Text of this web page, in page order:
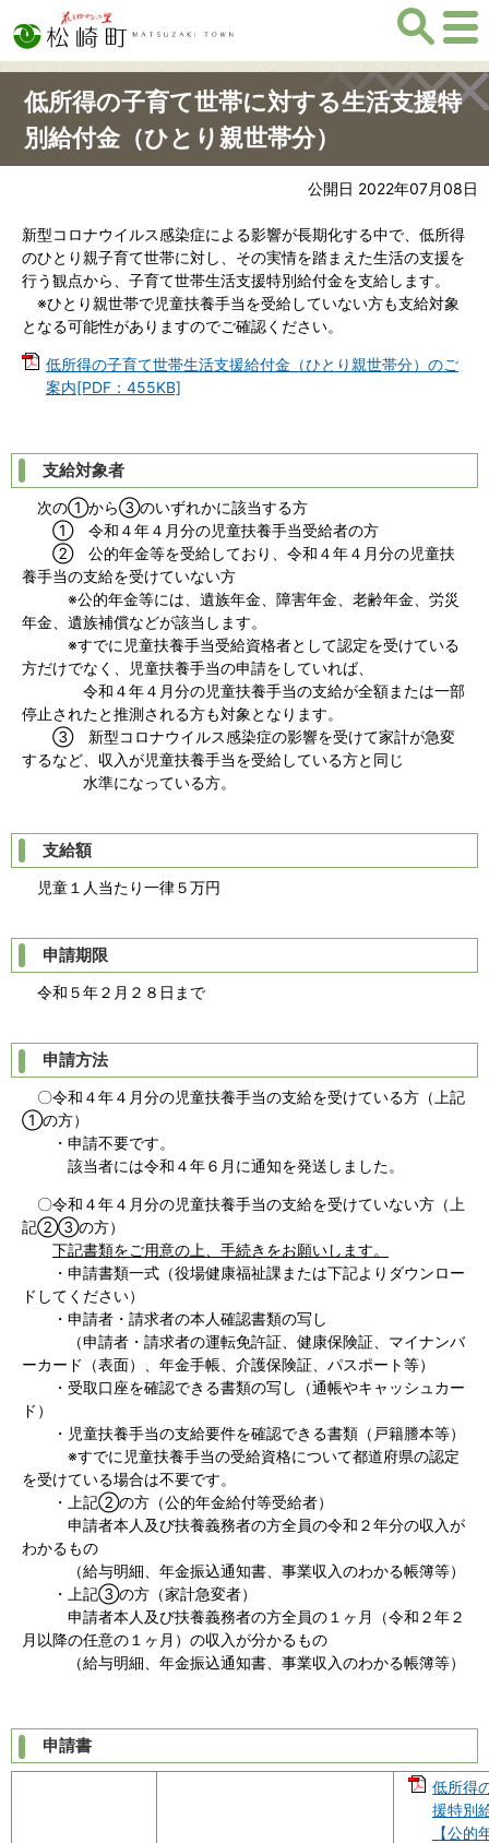
低所得の子育て世帯に対する生活支援特
別給付金（ひとり親世帯分）
公開日 2022年07月08日
新型コロナウイルス感染症による影響が長期化する中で、低所得
のひとり親子育て世帯に対し、その実情を踏まえた生活の支援を
行う観点から、子育て世帯生活支援特別給付金を支給します。
※ひとり親世帯で児童扶養手当を受給していない方も支給対象
となる可能性がありますのでご確認ください。
低所得の子育て世帯生活支援給付金（ひとり親世帯分）のご
案内[PDF：455KB]
支給対象者
次の①から③のいずれかに該当する方
① 令和４年４月分の児童扶養手当受給者の方
② 公的年金等を受給しており、令和４年４月分の児童扶
養手当の支給を受けていない方
※公的年金等には、遺族年金、障害年金、老齢年金、労災
年金、遺族補償などが該当します。
※すでに児童扶養手当受給資格者として認定を受けている
方だけでなく、児童扶養手当の申請をしていれば、
令和４年４月分の児童扶養手当の支給が全額または一部
停止されたと推測される方も対象となります。
③ 新型コロナウイルス感染症の影響を受けて家計が急変
するなど、収入が児童扶養手当を受給している方と同じ
水準になっている方。
支給額
児童１人当たり一律５万円
申請期限
令和５年２月２８日まで
申請方法
〇令和４年４月分の児童扶養手当の支給を受けている方（上記
①の方）
・申請不要です。
該当者には令和４年６月に通知を発送しました。
〇令和４年４月分の児童扶養手当の支給を受けていない方（上
記②③の方）
下記書類をご用意の上、手続きをお願いします。
・申請書類一式（役場健康福祉課または下記よりダウンロー
ドしてください）
・申請者・請求者の本人確認書類の写し
（申請者・請求者の運転免許証、健康保険証、マイナンバ
ーカード（表面）、年金手帳、介護保険証、パスポート等）
・受取口座を確認できる書類の写し（通帳やキャッシュカー
ド）
・児童扶養手当の支給要件を確認できる書類（戸籍謄本等）
※すでに児童扶養手当の受給資格について都道府県の認定
を受けている場合は不要です。
・上記②の方（公的年金給付等受給者）
申請者本人及び扶養義務者の方全員の令和２年分の収入が
わかるもの
（給与明細、年金振込通知書、事業収入のわかる帳簿等）
・上記③の方（家計急変者）
申請者本人及び扶養義務者の方全員の１ヶ月（令和２年２
月以降の任意の１ヶ月）の収入が分かるもの
（給与明細、年金振込通知書、事業収入のわかる帳簿等）
申請書
低所得
援特別
【公